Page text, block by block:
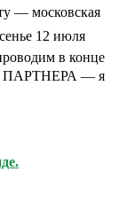
— московская
12 июля
в конце
ПАРТНЕРА — я